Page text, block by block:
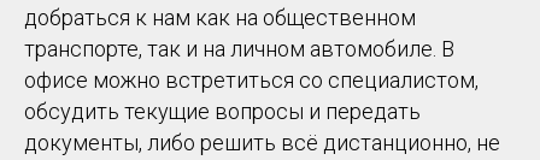
добраться к нам как на общественном
транспорте, так и на личном автомобиле. В
офисе можно встретиться со специалистом,
обсудить текущие вопросы и передать
документы, либо решить всё дистанционно, не